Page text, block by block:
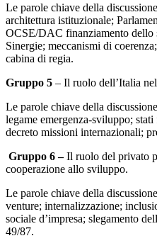
Le parole chiave della
architettura istituzionale;
OCSE/DAC finanziamento
Sinergie; meccanismi di
cabina di regia.
Gruppo 5 – Il ruolo dell’Italia
Le parole chiave della
legame emergenza-sviluppo;
decreto missioni internazionali;
Gruppo 6 –Il ruolo del privato
cooperazione allo sviluppo.
Le parole chiave della
venture; internalizzazione;
sociale d’impresa; slegamento
49/87.